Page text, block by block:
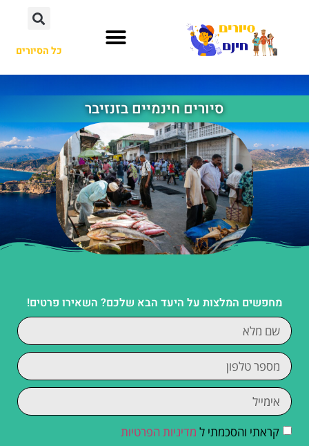
כל הסיורים
סיורים חינמיים בזנזיבר
מחפשים המלצות על היעד הבא שלכם? השאירו פרטים!
קראתי והסכמתי ל מדיניות הפרטיות